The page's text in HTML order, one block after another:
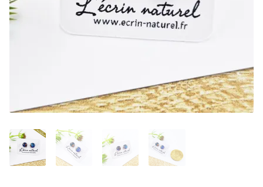
Anti-allergies
Entretien de votre bijou